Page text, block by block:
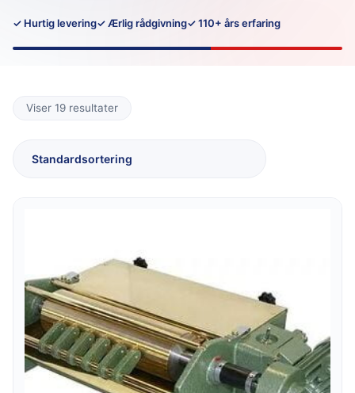
✓ Hurtig levering✓ Ærlig rådgivning✓ 110+ års erfaring
Viser 19 resultater